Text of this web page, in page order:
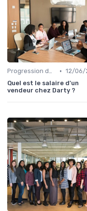
Progression de carrière en vente • 12/06/
Quel est le salaire d'un
vendeur chez Darty ?